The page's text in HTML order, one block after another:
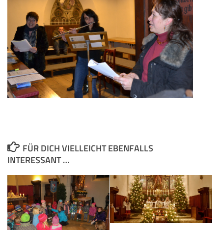
FÜR DICH VIELLEICHT EBENFALLS
INTERESSANT …